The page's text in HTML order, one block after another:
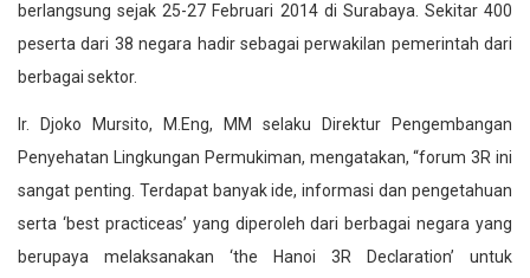
berlangsung sejak 25-27 Februari 2014 di Surabaya. Sekitar 400
peserta dari 38 negara hadir sebagai perwakilan pemerintah dari
berbagai sektor.
Ir. Djoko Mursito, M.Eng, MM selaku Direktur Pengembangan
Penyehatan Lingkungan Permukiman, mengatakan, “forum 3R ini
sangat penting. Terdapat banyak ide, informasi dan pengetahuan
serta ‘best practiceas’ yang diperoleh dari berbagai negara yang
berupaya melaksanakan ‘the Hanoi 3R Declaration’ untuk